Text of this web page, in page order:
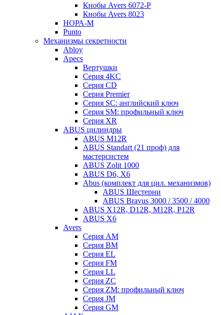
Кнобы Avers 6072-P
Кнобы Avers 8023
НОРА-М
Punto
Механизмы секретности
Abloy
Apecs
Вертушки
Серия 4KC
Серия CD
Серия Premier
Серия SC: английский ключ
Серия SM: профильный ключ
Серия XR
ABUS цилиндры
ABUS M12R
ABUS Standart (21 проф) для
мастерсистем
ABUS Zolit 1000
ABUS D6, X6
Abus (комплект для цил. механизмов)
ABUS Шестерни
ABUS Bravus 3000 / 3500 / 4000
ABUS X12R, D12R, M12R, P12R
ABUS X6
Avers
Серия AM
Серия BM
Серия EL
Серия FM
Серия LL
Серия ZC
Серия ZM: профильный ключ
Серия JM
Серия GM